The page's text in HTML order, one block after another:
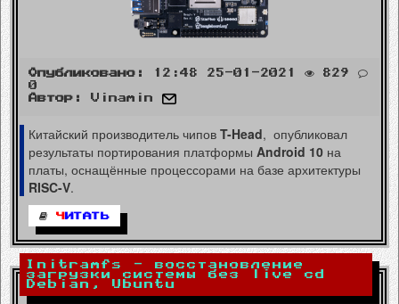
Опубликовано: 12:48 25-01-2021
829
0
Автор:
Vinamin
Китайский производитель чипов T-Head, опубликовал
результаты портирования платформы Android 10 на
платы, оснащённые процессорами на базе архитектуры
RISC-V.
Ч ИТАТЬ
Initramfs - восстановление
загрузки системы без live cd
Debian, Ubuntu